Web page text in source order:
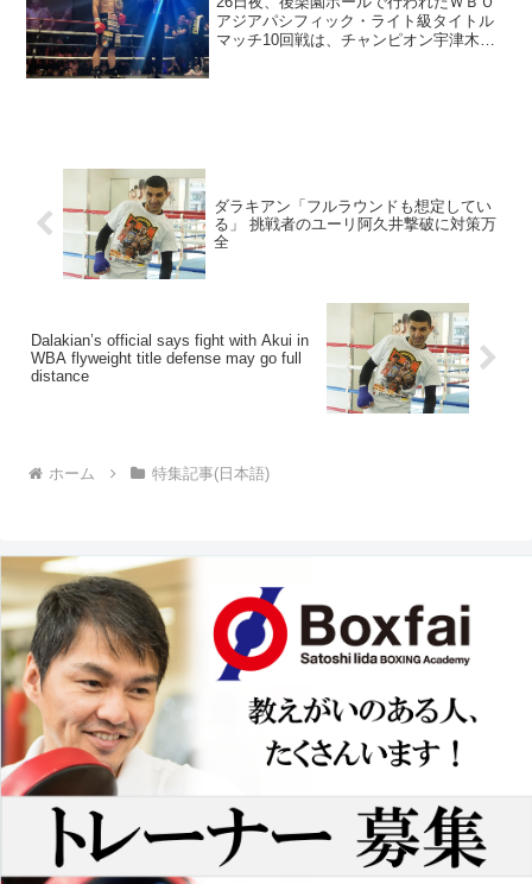
アジアパシフィック・ライト級タイトル
マッチ10回戦は、チャンピオン宇津木秀
ダラキアン「フルラウンドも想定してい
る」 挑戦者のユーリ阿久井撃破に対策万
全
Dalakian’s official says fight with Akui in
WBA flyweight title defense may go full
distance
ホーム 特集記事(日本語)